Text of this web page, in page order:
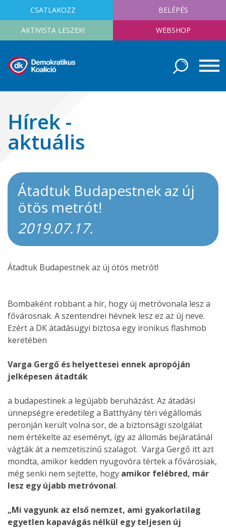
CSATLAKOZZ BELÉPÉS
AKTIVISTA LESZEK! WEBSHOP
Hírek -
aktuális
Átadtuk Budapestnek az új
ötös metrót!
2019.07.17.
Átadtuk Budapestnek az új ötös metrót!
Bombaként robbant a hír, hogy új metróvonala lesz a
fővárosnak. A szentendrei hévnek lesz ez az új neve.
Ezért a DK átadásügyi biztosa egy ironikus flashmob
keretében
Varga Gergő és helyettesei ennek apropóján
jelképesen átadták
a budapestinek a legújabb beruházást. Az átadási
ünnepségre eredetileg a Batthyány téri végállomás
peronján került volna sor, de a biztonsági szolgálat
nem értékelte az eseményt, így az állomás bejáratánál
vágták át a nemzetiszínű szalagot. Varga Gergő itt azt
mondta, amikor kedden nyugovóra tértek a fővárosiak,
még senki nem sejtette, hogy amikor felébred, már
lesz egy újabb metróvonal.
„Mi vagyunk az első nemzet, ami gyakorlatilag
egyetlen kapavágás nélkül egy teljesen új